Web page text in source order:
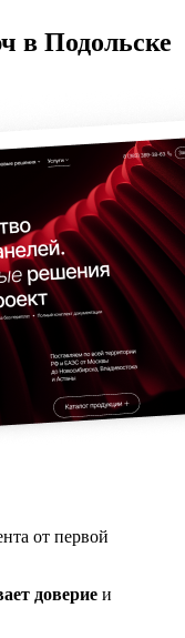
в Подольске
от первой
доверие и